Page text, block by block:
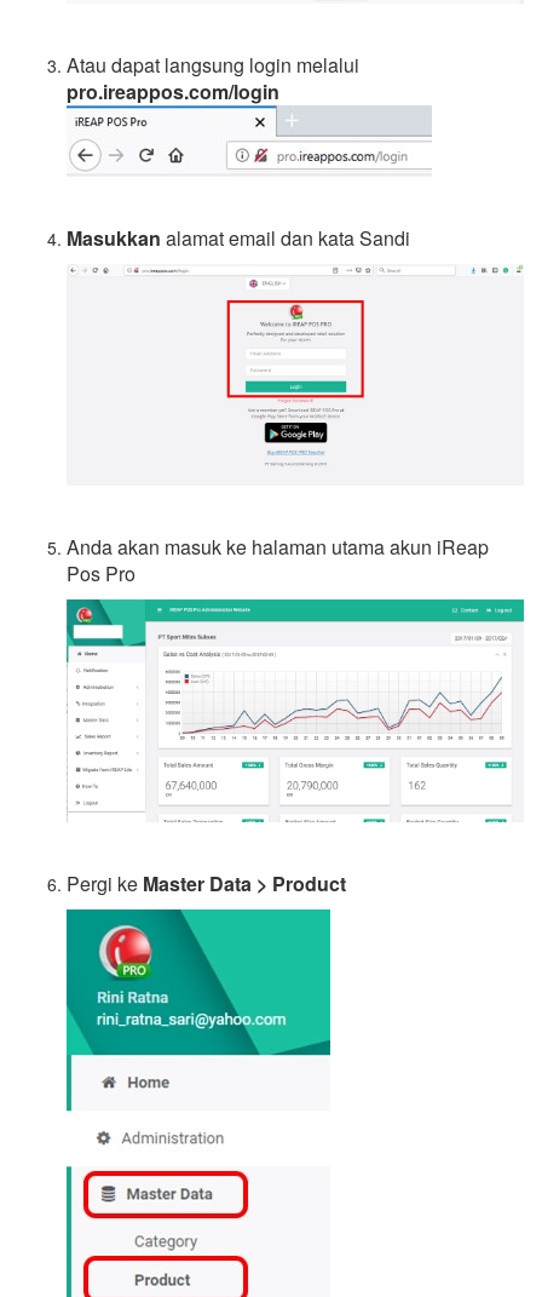
Atau dapat langsung login melalui
pro.ireappos.com/login
Masukkan alamat email dan kata Sandi
Anda akan masuk ke halaman utama akun iReap
Pos Pro
Pergi ke Master Data > Product